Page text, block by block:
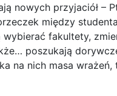
nowych przyjaciół –
między
fakultety,
poszukają
na nich masa wrażeń,